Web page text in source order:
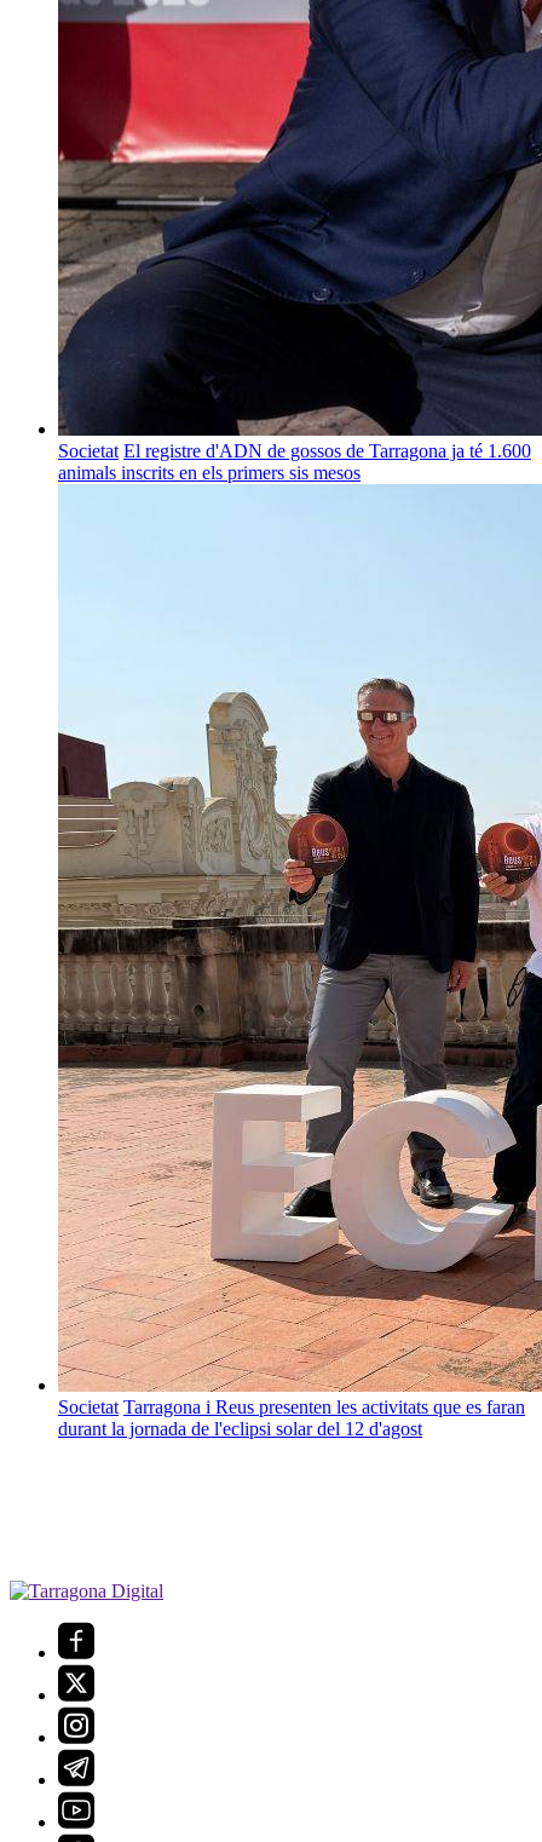
Societat El registre d'ADN de gossos de Tarragona ja té 1.600
animals inscrits en els primers sis mesos
Societat Tarragona i Reus presenten les activitats que es faran
durant la jornada de l'eclipsi solar del 12 d'agost